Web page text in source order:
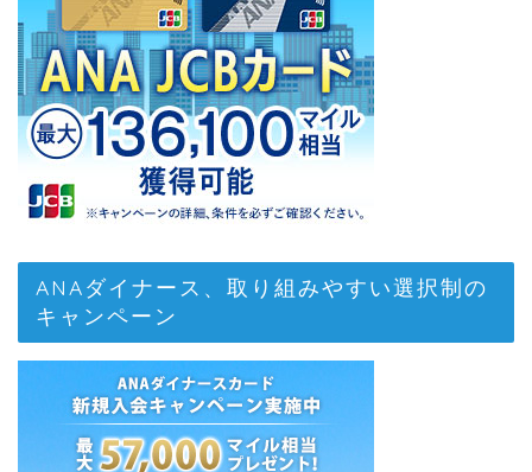
ANAダイナース、取り組みやすい選択制の
キャンペーン